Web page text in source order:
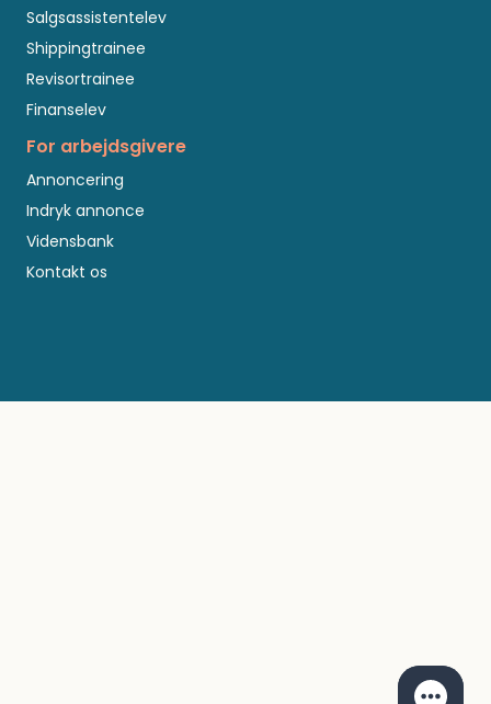
Salgsassistentelev
Shippingtrainee
Revisortrainee
Finanselev
For arbejdsgivere
Annoncering
Indryk annonce
Vidensbank
Kontakt os